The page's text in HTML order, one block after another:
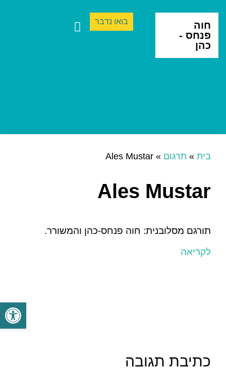
פתח
חוה
פנחס -
כהן
בואו נדבר
בית » תרגום »
Ales Mustar
Ales Mustar
תורגם מסלובנית: חוה פנחס-כהן והמשורר.
לקריאה
כתיבת תגובה